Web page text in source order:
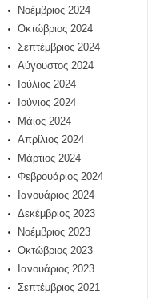
Νοέμβριος 2024
Οκτώβριος 2024
Σεπτέμβριος 2024
Αύγουστος 2024
Ιούλιος 2024
Ιούνιος 2024
Μάιος 2024
Απρίλιος 2024
Μάρτιος 2024
Φεβρουάριος 2024
Ιανουάριος 2024
Δεκέμβριος 2023
Νοέμβριος 2023
Οκτώβριος 2023
Ιανουάριος 2023
Σεπτέμβριος 2021